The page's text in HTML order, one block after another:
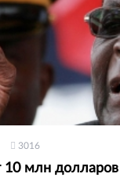
3016
10 млн долларов